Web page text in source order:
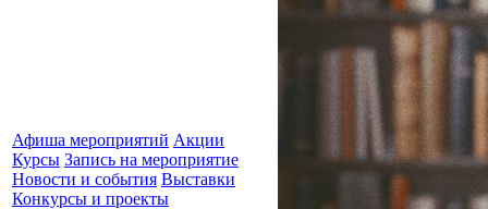
Афиша мероприятий Акции
Курсы Запись на мероприятие
Новости и события Выставки
Конкурсы и проекты